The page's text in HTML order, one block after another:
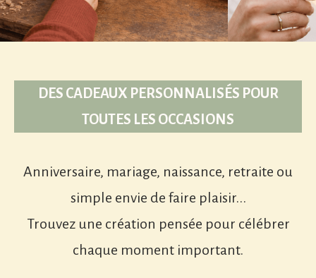
DES CADEAUX PERSONNALISÉS POUR
TOUTES LES OCCASIONS
Anniversaire, mariage, naissance, retraite ou
simple envie de faire plaisir...
Trouvez une création pensée pour célébrer
chaque moment important.
Mariage